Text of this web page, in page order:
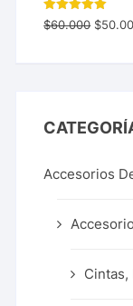
Valorado
con 5.00
$60.000 $
Accesorios
Cintas,